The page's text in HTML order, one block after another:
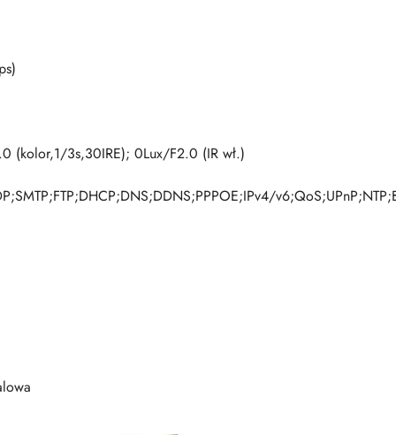
(kolor,1/3s,30IRE); 0Lux/F2.0 (IR wł.)